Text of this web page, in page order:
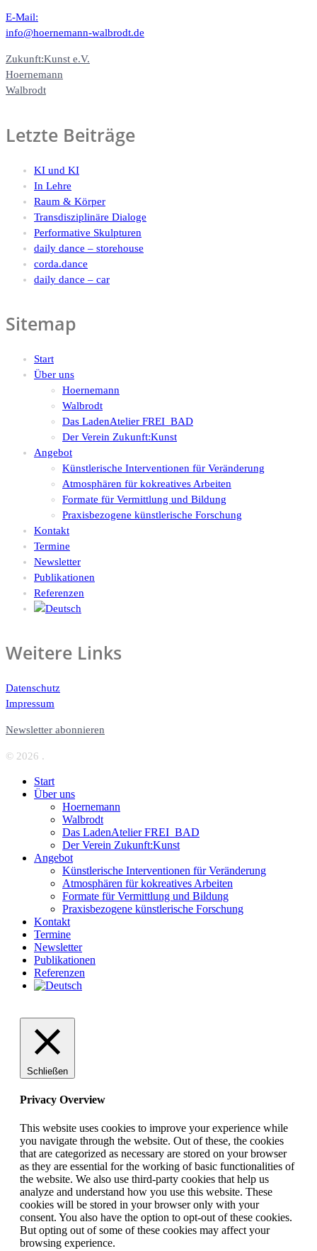
E-Mail:
info@hoernemann-walbrodt.de
Zukunft:Kunst e.V.
Hoernemann
Walbrodt
Letzte Beiträge
KI und KI
In Lehre
Raum & Körper
Transdisziplinäre Dialoge
Performative Skulpturen
daily dance – storehouse
corda.dance
daily dance – car
Sitemap
Start
Über uns
Hoernemann
Walbrodt
Das LadenAtelier FREI_BAD
Der Verein Zukunft:Kunst
Angebot
Künstlerische Interventionen für Veränderung
Atmosphären für kokreatives Arbeiten
Formate für Vermittlung und Bildung
Praxisbezogene künstlerische Forschung
Kontakt
Termine
Newsletter
Publikationen
Referenzen
Weitere Links
Datenschutz
Impressum
Newsletter abonnieren
© 2026 .
Start
Über uns
Hoernemann
Walbrodt
Das LadenAtelier FREI_BAD
Der Verein Zukunft:Kunst
Angebot
Künstlerische Interventionen für Veränderung
Atmosphären für kokreatives Arbeiten
Formate für Vermittlung und Bildung
Praxisbezogene künstlerische Forschung
Kontakt
Termine
Newsletter
Publikationen
Referenzen
Schließen
Privacy Overview
This website uses cookies to improve your experience while
you navigate through the website. Out of these, the cookies
that are categorized as necessary are stored on your browser
as they are essential for the working of basic functionalities of
the website. We also use third-party cookies that help us
analyze and understand how you use this website. These
cookies will be stored in your browser only with your
consent. You also have the option to opt-out of these cookies.
But opting out of some of these cookies may affect your
browsing experience.